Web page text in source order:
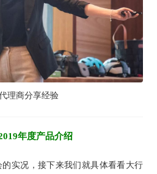
理商分享经验
年度产品介绍
实况，接下来我们就具体看看大行